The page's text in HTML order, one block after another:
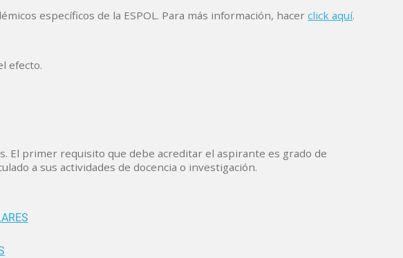
específicos de la ESPOL. Para más información, hacer click aquí.
efecto.
El primer requisito que debe acreditar el aspirante es grado de
a sus actividades de docencia o investigación.